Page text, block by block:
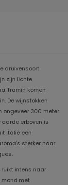
druivensoort
zijn lichte
Tramin komen
De wijnstokken
ongeveer 300 meter.
aarde erboven is
Italië een
sterker naar
ruikt intens naar
mond met